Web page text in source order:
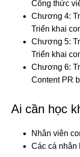
Công thức
Chương 4:
Triển khai
Chương 5:
Triển khai
Chương 6:
Content PR
Ai cần học
Nhân viên
Các cá nhân